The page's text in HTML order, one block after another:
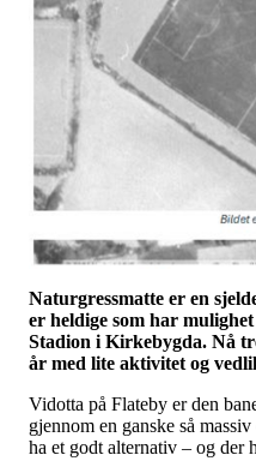
Naturgressmatte er en
er heldige som har
Stadion i Kirkebygda. Nå
år med lite aktivitet og
Vidotta på Flateby er den
gjennom en ganske så
ha et godt alternativ – og der